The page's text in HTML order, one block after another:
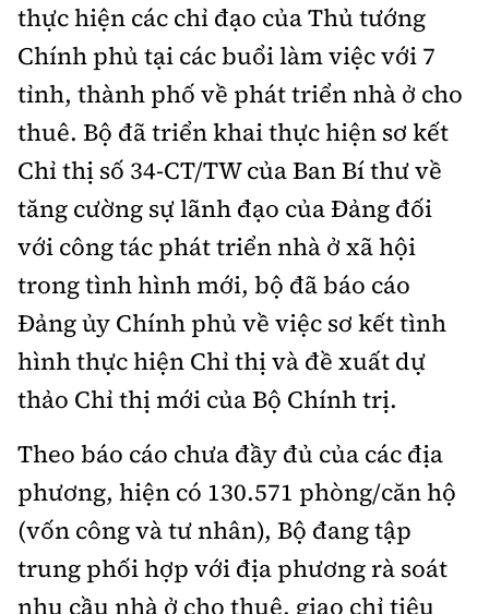
thực hiện các chỉ đạo của Thủ tướng
Chính phủ tại các buổi làm việc với 7
tỉnh, thành phố về phát triển nhà ở cho
thuê. Bộ đã triển khai thực hiện sơ kết
Chỉ thị số 34-CT/TW của Ban Bí thư về
tăng cường sự lãnh đạo của Đảng đối
với công tác phát triển nhà ở xã hội
trong tình hình mới, bộ đã báo cáo
Đảng ủy Chính phủ về việc sơ kết tình
hình thực hiện Chỉ thị và đề xuất dự
thảo Chỉ thị mới của Bộ Chính trị.
Theo báo cáo chưa đầy đủ của các địa
phương, hiện có 130.571 phòng/căn hộ
(vốn công và tư nhân), Bộ đang tập
trung phối hợp với địa phương rà soát
nhu cầu nhà ở cho thuê, giao chỉ tiêu